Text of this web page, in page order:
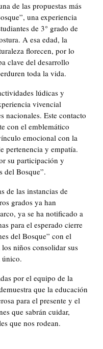
de las propuestas más
una experiencia
de 3° grado de
A esa edad, la
florecen, por lo
clave del desarrollo
toda la vida.
lúdicas y
vivencial
nacionales. Este contacto
con el emblemático
emocional con la
pertenencia y empatía.
su participación y
del Bosque”.
de las instancias de
grados ya han
ya se ha notificado a
para el esperado cierre
del Bosque” con el
niños consolidar sus
único.
por el equipo de la
que la educación
para el presente y el
que sabrán cuidar,
que nos rodean.